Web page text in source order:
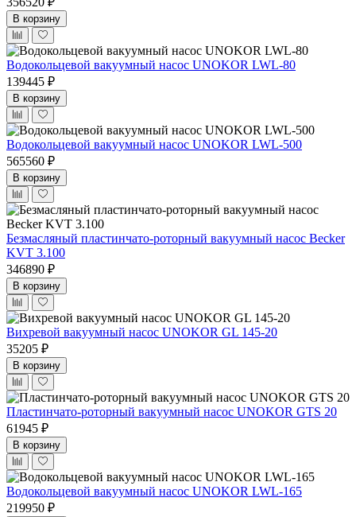
В корзину
Водокольцевой вакуумный насос UNOKOR LWL-80
139445 ₽
В корзину
Водокольцевой вакуумный насос UNOKOR LWL-500
565560 ₽
В корзину
Безмасляный пластинчато-роторный вакуумный насос Becker
KVT 3.100
346890 ₽
В корзину
Вихревой вакуумный насос UNOKOR GL 145-20
35205 ₽
В корзину
Пластинчато-роторный вакуумный насос UNOKOR GTS 20
61945 ₽
В корзину
Водокольцевой вакуумный насос UNOKOR LWL-165
219950 ₽